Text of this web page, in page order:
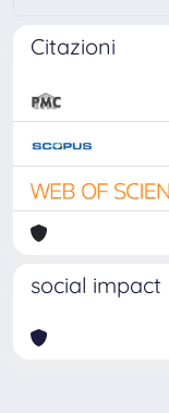
Citazioni
social impact